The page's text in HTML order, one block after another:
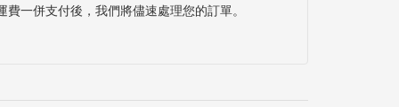
一併支付後，我們將儘速處理您的訂單。